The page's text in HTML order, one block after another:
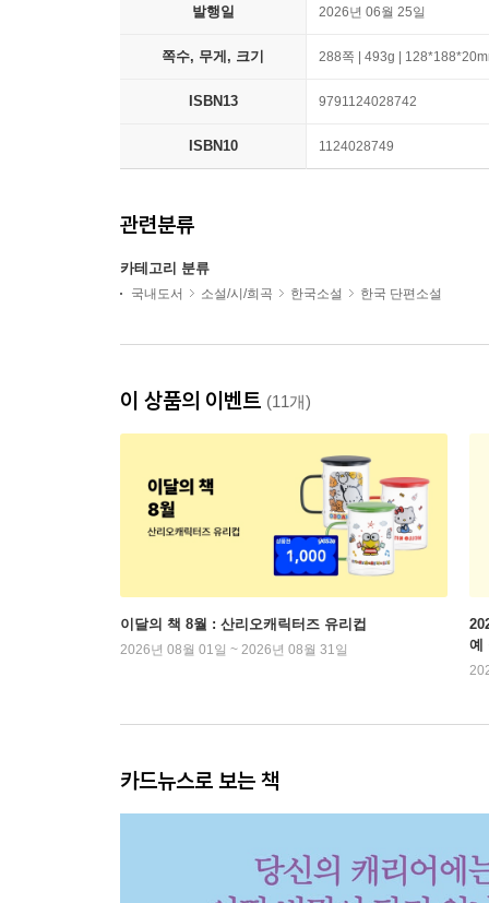
발행일 2026년 06월 25일
쪽수, 무게, 크기 288쪽 | 493g |
ISBN13 9791124028742
ISBN10 1124028749
관련분류
카테고리 분류
국내도서 소설/시/희곡 한국소설 한국 단편소설
이 상품의 이벤트 (11개)
이달의 책 8월 : 산리오캐릭터즈 유리컵
2026년 08월 01일 ~ 2026년 08월 31일
예
카드뉴스로 보는 책